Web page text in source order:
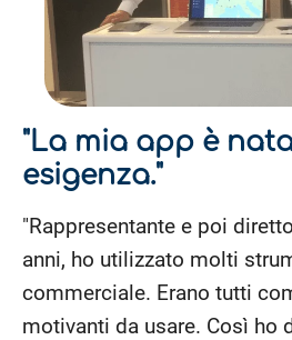
"La mia app è
esigenza."
"Rappresentante e poi
anni, ho utilizzato molti
commerciale. Erano tutti
motivanti da usare. Così ho